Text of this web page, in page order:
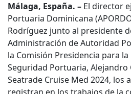
Málaga, España. – El director
Portuaria Dominicana
Rodríguez junto al presidente
Administración de Autoridad
la Comisión Presidencia para
Seguridad Portuaria, Alejandro
Seatrade Cruise Med 2024, los